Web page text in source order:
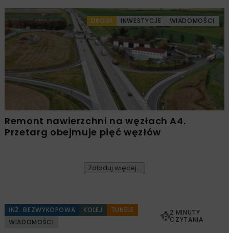
DROGI INWESTYCJE WIADOMOŚCI
Remont nawierzchni na węzłach A4.
Przetarg obejmuje pięć węzłów
Załaduj więcej...
INŻ. BEZWYKOPOWA KOLEJ
TUNELE
WIADOMOŚCI
2 MINUTY
CZYTANIA